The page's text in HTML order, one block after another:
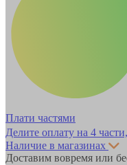
Плати частями
Делите оплату на 4
Наличие в магазинах
Доставим вовремя или